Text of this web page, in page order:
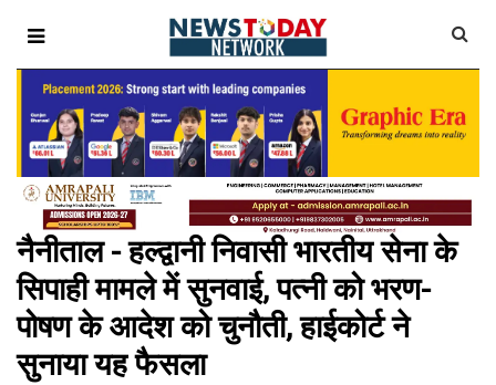
नैनीताल - हल्द्वानी निवासी भारतीय सेना के
सिपाही मामले में सुनवाई, पत्नी को भरण-
पोषण के आदेश को चुनौती, हाईकोर्ट ने
सुनाया यह फैसला